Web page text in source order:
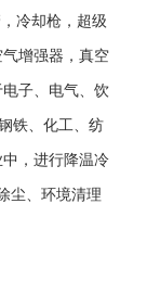
冷却枪，超级
增强器，真空
子、电气、饮
铁、化工、纺
，进行降温冷
尘、环境清理